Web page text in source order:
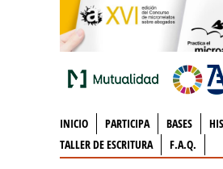
INICIO PARTICIPA BASES
TALLER DE ESCRITURA
F.A.Q.